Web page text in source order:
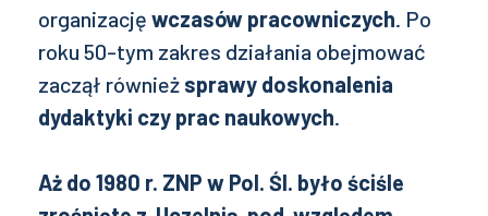
organizację wczasów pracowniczych. Po
roku 50-tym zakres działania obejmować
zaczął również sprawy doskonalenia
dydaktyki czy prac naukowych.
Aż do 1980 r. ZNP w Pol. Śl. było ściśle